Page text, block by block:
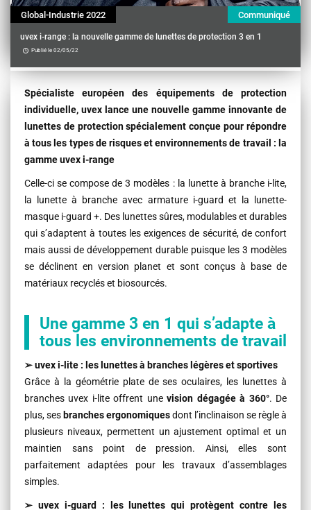
Global-Industrie 2022 Communiqué
uvex i-range : la nouvelle gamme de lunettes de protection 3 en 1
Publié le 02/05/22
Contenu
Spécialiste européen des équipements de protection
individuelle, uvex lance une nouvelle gamme innovante de
lunettes de protection spécialement conçue pour répondre
à tous les types de risques et environnements de travail : la
gamme uvex i-range
Celle-ci se compose de 3 modèles : la lunette à branche i-lite,
la lunette à branche avec armature i-guard et la lunette-
masque i-guard +. Des lunettes sûres, modulables et durables
qui s’adaptent à toutes les exigences de sécurité, de confort
mais aussi de développement durable puisque les 3 modèles
se déclinent en version planet et sont conçus à base de
matériaux recyclés et biosourcés.
Une gamme 3 en 1 qui s’adapte à
tous les environnements de travail
➢ uvex i-lite : les lunettes à branches légères et sportives
Grâce à la géométrie plate de ses oculaires, les lunettes à
branches uvex i-lite offrent unevision dégagée à 360°. De
plus, ses branches ergonomiquesdont l’inclinaison se règle à
plusieurs niveaux, permettent un ajustement optimal et un
maintien sans point de pression. Ainsi, elles sont
parfaitement adaptées pour les travaux d’assemblages
simples.
➢ uvex i-guard : les lunettes qui protègent contre les